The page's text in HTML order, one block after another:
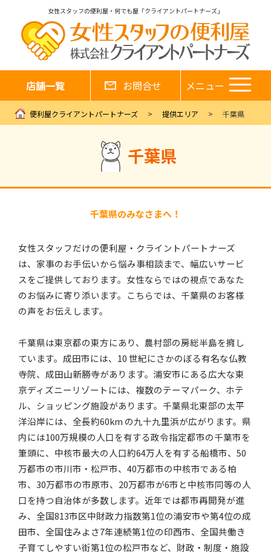
女性スタッフの便利屋・何でも屋「クライアントパートナーズ」
店舗一覧 お問合せ メニュー
便利屋クライアントパートナーズ 提供エリア 千葉県
千葉県
千葉県のみなさまへ！
女性スタッフだけの便利屋・クライントパートナーズ
は、家事のお手伝いから悩み事相談まで、幅広いサービ
スをご提供しております。女性ならではの視点であなた
のお悩みに寄り添います。こちらでは、千葉県のお客様
の声をお伝えします。
千葉県は東京都の東方にあり、農村部の房総半島を擁し
ています。成田市には、10 世紀にさかのぼる有名な仏教
寺院、成田山新勝寺があります。浦安市にある広大な東
京ディズニーリゾートには、複数のテーマパーク、ホテ
ル、ショッピング施設があります。千葉県北東部の太平
洋沿岸には、全長約60km の九十九里浜が広がります。県
内には100万規模の人口を有する政令指定都市の千葉市を
筆頭に、中核市最大の人口約64万人を有する船橋市、50
万都市の市川市・松戸市、40万都市の中核市である柏
市、30万都市の市原市、20万都市が6市と中核市同等の人
口を持つ自治体が多数します。近年では都市再開発が進
み、全国813市区中財政力指数第1位の浦安市や第4位の成
田市、全国住みよさ7年連続第1位の印西市、全国共働き
子育てしやすい街第1位の松戸市など、財政・制度・施設